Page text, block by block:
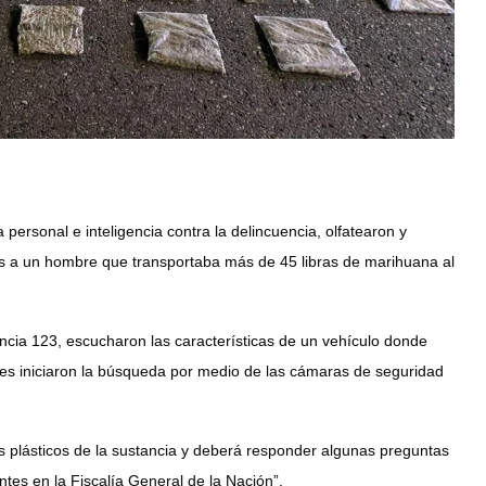
e inteligencia contra la delincuencia, olfatearon y
un hombre que transportaba más de 45 libras de marihuana al
123, escucharon las características de un vehículo donde
iniciaron la búsqueda por medio de las cámaras de seguridad
de la sustancia y deberá responder algunas preguntas
en la Fiscalía General de la Nación”.